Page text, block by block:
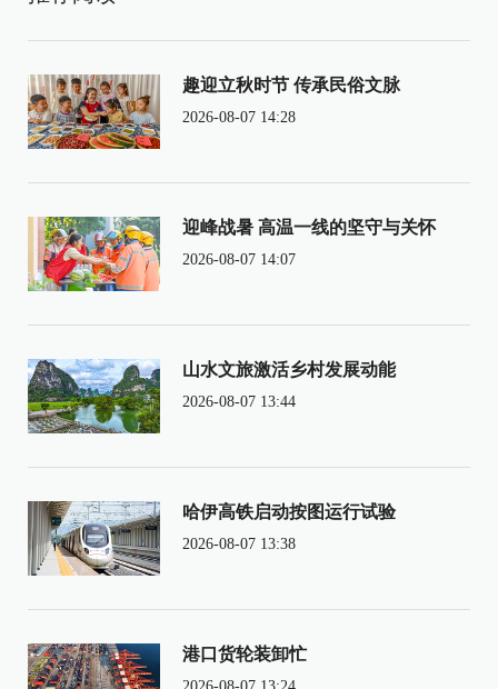
趣迎立秋时节 传承民俗文脉
2026-08-07 14:28
迎峰战暑 高温一线的坚守与关怀
2026-08-07 14:07
山水文旅激活乡村发展动能
2026-08-07 13:44
哈伊高铁启动按图运行试验
2026-08-07 13:38
港口货轮装卸忙